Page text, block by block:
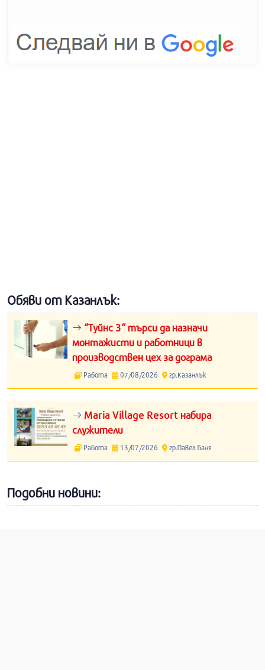
Обяви от Казанлък:
“Туйнс 3“ търси да назначи
монтажисти и работници в
производствен цех за дограма
Работа 07/08/2026 гр.Казанлък
Maria Village Resort набира
служители
Работа 13/07/2026 гр.Павел Баня
Подобни новини: